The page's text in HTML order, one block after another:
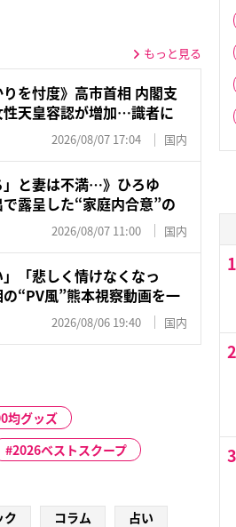
もっと見る
りを忖度》高市首相 内閣支
天皇容認が増加…識者に
2026/08/07 17:04 国内
」と妻は不満…》ひろゆ
露呈した“家庭内合意”の
2026/08/07 11:00 国内
」「悲しく情けなくなっ
“PV風”熊本視察動画を一
2026/08/06 19:40 国内
均グッズ
2026ベストスクープ
ク コラム
占い